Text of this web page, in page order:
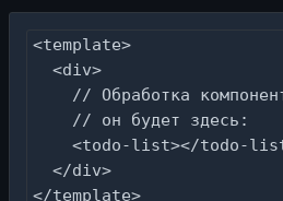
<template>
  <div>
    <todo-list></todo-list>
  </div>
</template>